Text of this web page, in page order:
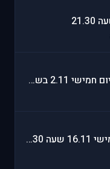
משימה 4 "יום הגשרים" היום, יום חמישי 2.11 בשעה 21.
DCS EVENT חודש נובמבר חמישי 16.11 שעה 21.30